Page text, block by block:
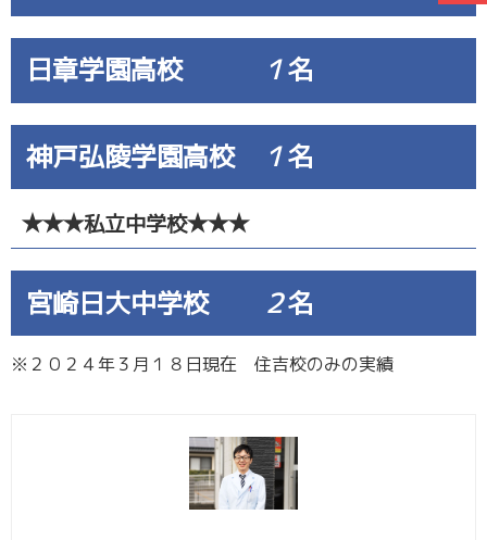
日章学園高校 １名
神戸弘陵学園高校 １名
★★★私立中学校★★★
宮崎日大中学校 ２名
※２０２４年３月１８日現在 住吉校のみの実績